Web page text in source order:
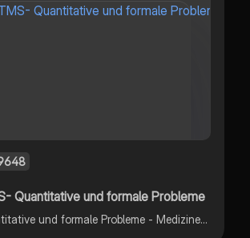
Quantitative und formale Probleme
- TMS- Quantitative und formale Probleme - Medizinertest